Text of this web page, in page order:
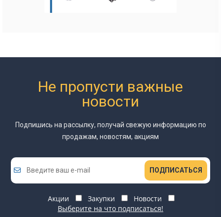
Не пропусти важные
новости
Подпишись на рассылку, получай свежую информацию по
продажам, новостям, акциям
ПОДПИСАТЬСЯ
Акции Закупки
Новости
Выберите на что подписаться!